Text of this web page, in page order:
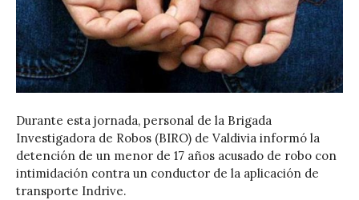
Durante esta jornada, personal de la Brigada
Investigadora de Robos (BIRO) de Valdivia informó la
detención de un menor de 17 años acusado de robo con
intimidación contra un conductor de la aplicación de
transporte Indrive.